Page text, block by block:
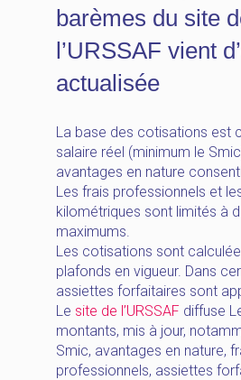
barèmes du site
l’URSSAF vient
actualisée
La base des cotisations est
salaire réel (minimum le
avantages en nature
Les frais professionnels et
kilométriques sont limités à
maximums.
Les cotisations sont
plafonds en vigueur. Dans
assiettes forfaitaires sont
Le site de l’URSSAF diffuse
montants, mis à jour,
Smic, avantages en nature,
professionnels, assiettes